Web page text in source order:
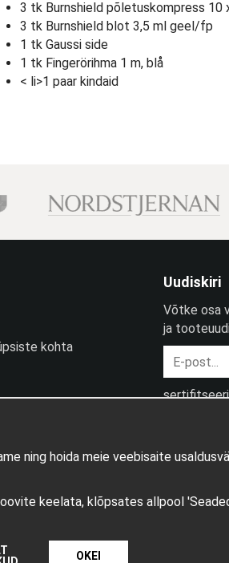
3 tk Burnshield põletuskompress 10
3 tk Burnshield blot 3,5 ml geel/fp
1 tk Gaussi side
1 tk Fingerörihma 1 m, blå
< li>1 paar kindaid
kohta
Uudiskiri
Võtke osa
ja
ning hoida meie veebisaite
keelata, klõpsates allpool
OKEI